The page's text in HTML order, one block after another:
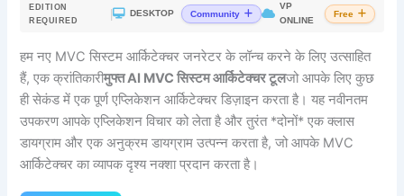
EDITION
REQUIRED
| DESKTOP Community
VP
ONLINE
Free
हम नए MVC सिस्टम आर्किटेक्चर जनरेटर के लॉन्च करने के लिए उत्साहित
हैं, एक क्रांतिकारीमुफ्त AI MVC सिस्टम आर्किटेक्चर टूलजो आपके लिए कुछ
ही सेकंड में एक पूर्ण एप्लिकेशन आर्किटेक्चर डिज़ाइन करता है। यह नवीनतम
उपकरण आपके एप्लिकेशन विचार को लेता है और तुरंत *दोनों* एक क्लास
डायग्राम और एक अनुक्रम डायग्राम उत्पन्न करता है, जो आपके MVC
आर्किटेक्चर का व्यापक दृश्य नक्शा प्रदान करता है।